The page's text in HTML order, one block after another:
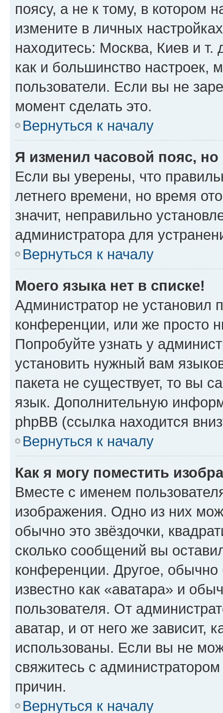
поясу, а не к тому, в котором
измените в личных
находитесь: Москва, Киев и т.
как и большинство настроек,
пользователи. Если вы не
момент сделать это.
Вернуться к началу
Я изменил часовой пояс,
Если вы уверены, что
летнего времени, но время
значит, неправильно
администратора для
Вернуться к началу
Моего языка нет в списке!
Администратор не установил
конференции, или же просто
Попробуйте узнать у
установить нужный вам
пакета не существует, то вы
язык. Дополнительную
phpBB (ссылка находится
Вернуться к началу
Как я могу поместить
Вместе с именем
изображения. Одно из них
обычно это звёздочки,
сколько сообщений вы
конференции. Другое,
известно как «аватара» и
пользователя. От
аватар, и от него же зависит,
использованы. Если вы не
свяжитесь с
причин.
Вернуться к началу